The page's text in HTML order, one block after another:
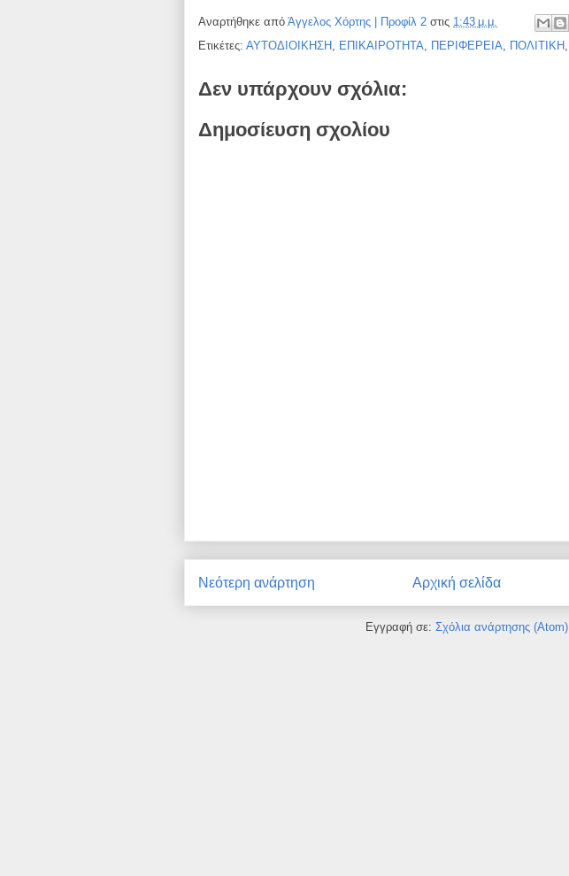
Αναρτήθηκε από Άγγελος Χόρτης | Προφίλ 2 στις 1:43 μ.μ.
Ετικέτες: ΑΥΤΟΔΙΟΙΚΗΣΗ , ΕΠΙΚΑΙΡΟΤΗΤΑ, ΠΕΡΙΦΕΡΕΙΑ, ΠΟΛΙΤΙΚΗ ,
Δεν υπάρχουν σχόλια:
Δημοσίευση σχολίου
Νεότερη ανάρτηση Αρχική σελίδα
Εγγραφή σε: Σχόλια ανάρτησης (Atom)